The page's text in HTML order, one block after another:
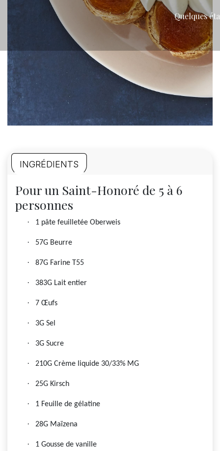
Quelques
INGRÉDIENTS
Pour un Saint-Honoré de 5 à 6
personnes
· 1 pâte feuilletée Oberweis
· 57G Beurre
· 87G Farine T55
· 383G Lait entier
· 7 Œufs
· 3G Sel
· 3G Sucre
· 210G Crème liquide 30/33% MG
· 25G Kirsch
· 1 Feuille de gélatine
· 28G Maïzena
· 1 Gousse de vanille